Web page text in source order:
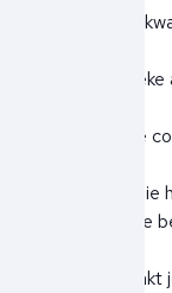
* Premium
*
* Robuuste
* Stoffen die
je dagelijkse
Tenue.